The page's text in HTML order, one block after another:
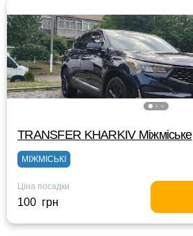
TRANSFER KHARKIV Міжміське
МІЖМІСЬКІ
Ціна посадки
100 грн